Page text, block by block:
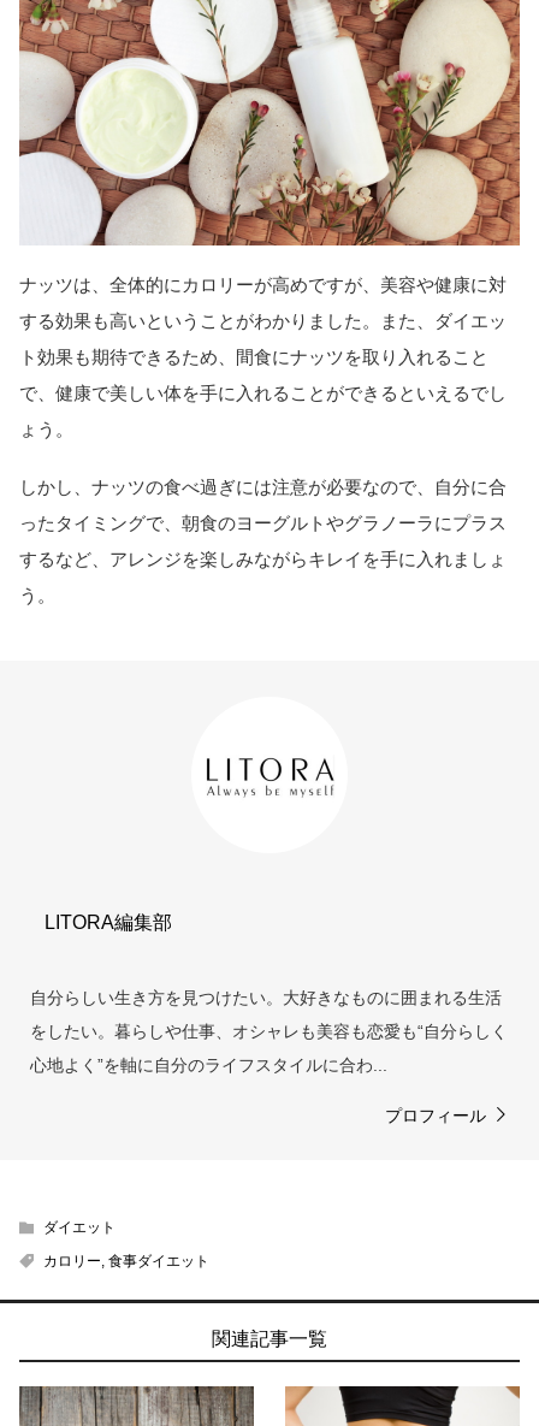
ナッツは、全体的にカロリーが高めですが、美容や健康に対
する効果も高いということがわかりました。また、ダイエッ
ト効果も期待できるため、間食にナッツを取り入れること
で、健康で美しい体を手に入れることができるといえるでし
ょう。
しかし、ナッツの食べ過ぎには注意が必要なので、自分に合
ったタイミングで、朝食のヨーグルトやグラノーラにプラス
するなど、アレンジを楽しみながらキレイを手に入れましょ
う。
LITORA編集部
自分らしい生き方を見つけたい。大好きなものに囲まれる生活
をしたい。暮らしや仕事、オシャレも美容も恋愛も“自分らしく
心地よく”を軸に自分のライフスタイルに合わ...
プロフィール
ダイエット
カロリー, 食事ダイエット
関連記事一覧